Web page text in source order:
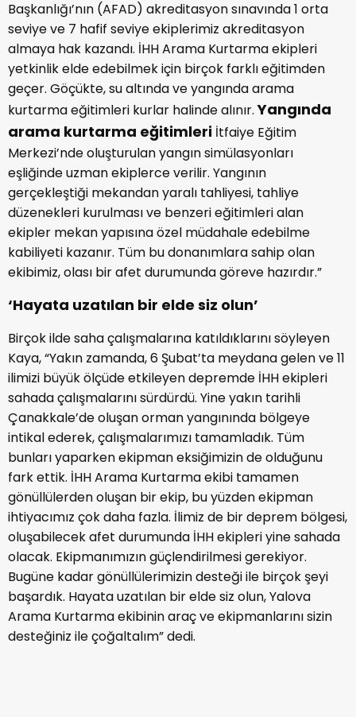
Başkanlığı’nın (AFAD) akreditasyon sınavında 1 orta
seviye ve 7 hafif seviye ekiplerimiz akreditasyon
almaya hak kazandı. İHH Arama Kurtarma ekipleri
yetkinlik elde edebilmek için birçok farklı eğitimden
geçer. Göçükte, su altında ve yangında arama
kurtarma eğitimleri kurlar halinde alınır.Yangında
arama kurtarma eğitimleri İtfaiye Eğitim
Merkezi’nde oluşturulan yangın simülasyonları
eşliğinde uzman ekiplerce verilir. Yangının
gerçekleştiği mekandan yaralı tahliyesi, tahliye
düzenekleri kurulması ve benzeri eğitimleri alan
ekipler mekan yapısına özel müdahale edebilme
kabiliyeti kazanır. Tüm bu donanımlara sahip olan
ekibimiz, olası bir afet durumunda göreve hazırdır.”
‘Hayata uzatılan bir elde siz olun’
Birçok ilde saha çalışmalarına katıldıklarını söyleyen
Kaya, “Yakın zamanda, 6 Şubat’ta meydana gelen ve 11
ilimizi büyük ölçüde etkileyen depremde İHH ekipleri
sahada çalışmalarını sürdürdü. Yine yakın tarihli
Çanakkale’de oluşan orman yangınında bölgeye
intikal ederek, çalışmalarımızı tamamladık. Tüm
bunları yaparken ekipman eksiğimizin de olduğunu
fark ettik. İHH Arama Kurtarma ekibi tamamen
gönüllülerden oluşan bir ekip, bu yüzden ekipman
ihtiyacımız çok daha fazla. İlimiz de bir deprem bölgesi,
oluşabilecek afet durumunda İHH ekipleri yine sahada
olacak. Ekipmanımızın güçlendirilmesi gerekiyor.
Bugüne kadar gönüllülerimizin desteği ile birçok şeyi
başardık. Hayata uzatılan bir elde siz olun, Yalova
Arama Kurtarma ekibinin araç ve ekipmanlarını sizin
desteğiniz ile çoğaltalım” dedi.